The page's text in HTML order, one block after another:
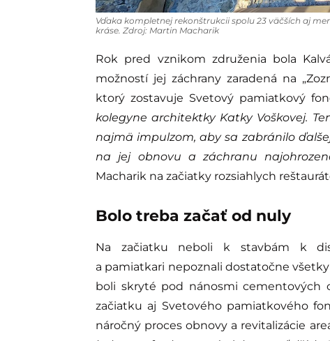
Vďaka kompletnej rekonštrukcii spolu 23 väčších aj
kráse. Zdroj: Martin Macharik
Rok pred vznikom združenia bola
možností jej záchrany zaradená na
ktorý zostavuje Svetový pamiatkový
kolegyne architektky Katky Voškovej.
najmä impulzom, aby sa zabránilo
na jej obnovu a záchranu
Macharik na začiatky rozsiahlych
Bolo treba začať od nuly
Na začiatku neboli k stavbám k
a pamiatkari nepoznali dostatočne
boli skryté pod nánosmi cementových
začiatku aj Svetového pamiatkového
náročný proces obnovy a revitalizácie